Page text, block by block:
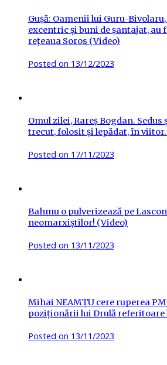
Gușă: Oamenii lui Guru-
excentric și buni de șantajat, au
rețeaua Soros (Video)
Posted on 13/12/2023
Omul zilei, Rareș Bogdan.
trecut, folosit și lepădat, în
Posted on 17/11/2023
Bahmu o pulverizează pe
neomarxiștilor! (Video)
Posted on 13/11/2023
Mihai NEAMȚU cere ruperea
poziționării lui Drulă referitoare
Posted on 13/11/2023